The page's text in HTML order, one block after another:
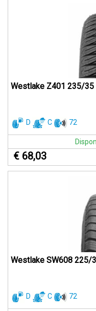
Westlake Z401 235/35
D C 72
€ 68,03
Westlake SW608 225/
D C 72